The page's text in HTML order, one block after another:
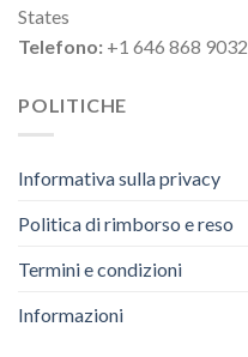
States
Telefono: +1 646 868 9032
POLITICHE
Informativa sulla privacy
Politica di rimborso e reso
Termini e condizioni
Informazioni